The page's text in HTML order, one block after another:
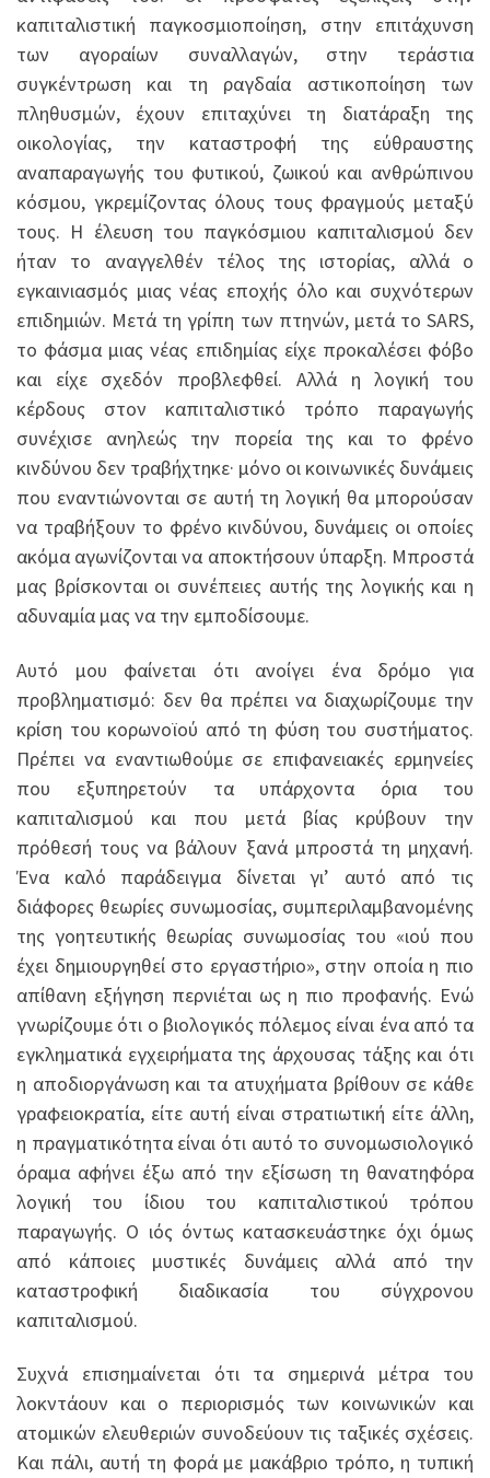
καπιταλιστική παγκοσμιοποίηση, στην επιτάχυνση
των αγοραίων συναλλαγών, στην τεράστια
συγκέντρωση και τη ραγδαία αστικοποίηση των
πληθυσμών, έχουν επιταχύνει τη διατάραξη της
οικολογίας, την καταστροφή της εύθραυστης
αναπαραγωγής του φυτικού, ζωικού και ανθρώπινου
κόσμου, γκρεμίζοντας όλους τους φραγμούς μεταξύ
τους. Η έλευση του παγκόσμιου καπιταλισμού δεν
ήταν το αναγγελθέν τέλος της ιστορίας, αλλά ο
εγκαινιασμός μιας νέας εποχής όλο και συχνότερων
επιδημιών. Μετά τη γρίπη των πτηνών, μετά το SARS,
το φάσμα μιας νέας επιδημίας είχε προκαλέσει φόβο
και είχε σχεδόν προβλεφθεί. Αλλά η λογική του
κέρδους στον καπιταλιστικό τρόπο παραγωγής
συνέχισε ανηλεώς την πορεία της και το φρένο
κινδύνου δεν τραβήχτηκε· μόνο οι κοινωνικές δυνάμεις
που εναντιώνονται σε αυτή τη λογική θα μπορούσαν
να τραβήξουν το φρένο κινδύνου, δυνάμεις οι οποίες
ακόμα αγωνίζονται να αποκτήσουν ύπαρξη. Μπροστά
μας βρίσκονται οι συνέπειες αυτής της λογικής και η
αδυναμία μας να την εμποδίσουμε.
Αυτό μου φαίνεται ότι ανοίγει ένα δρόμο για
προβληματισμό: δεν θα πρέπει να διαχωρίζουμε την
κρίση του κορωνοϊού από τη φύση του συστήματος.
Πρέπει να εναντιωθούμε σε επιφανειακές ερμηνείες
που εξυπηρετούν τα υπάρχοντα όρια του
καπιταλισμού και που μετά βίας κρύβουν την
πρόθεσή τους να βάλουν ξανά μπροστά τη μηχανή.
Ένα καλό παράδειγμα δίνεται γι’ αυτό από τις
διάφορες θεωρίες συνωμοσίας, συμπεριλαμβανομένης
της γοητευτικής θεωρίας συνωμοσίας του «ιού που
έχει δημιουργηθεί στο εργαστήριο», στην οποία η πιο
απίθανη εξήγηση περνιέται ως η πιο προφανής. Ενώ
γνωρίζουμε ότι ο βιολογικός πόλεμος είναι ένα από τα
εγκληματικά εγχειρήματα της άρχουσας τάξης και ότι
η αποδιοργάνωση και τα ατυχήματα βρίθουν σε κάθε
γραφειοκρατία, είτε αυτή είναι στρατιωτική είτε άλλη,
η πραγματικότητα είναι ότι αυτό το συνομωσιολογικό
όραμα αφήνει έξω από την εξίσωση τη θανατηφόρα
λογική του ίδιου του καπιταλιστικού τρόπου
παραγωγής. Ο ιός όντως κατασκευάστηκε όχι όμως
από κάποιες μυστικές δυνάμεις αλλά από την
καταστροφική διαδικασία του σύγχρονου
καπιταλισμού.
Συχνά επισημαίνεται ότι τα σημερινά μέτρα του
λοκντάουν και ο περιορισμός των κοινωνικών και
ατομικών ελευθεριών συνοδεύουν τις ταξικές σχέσεις.
Και πάλι, αυτή τη φορά με μακάβριο τρόπο, η τυπική